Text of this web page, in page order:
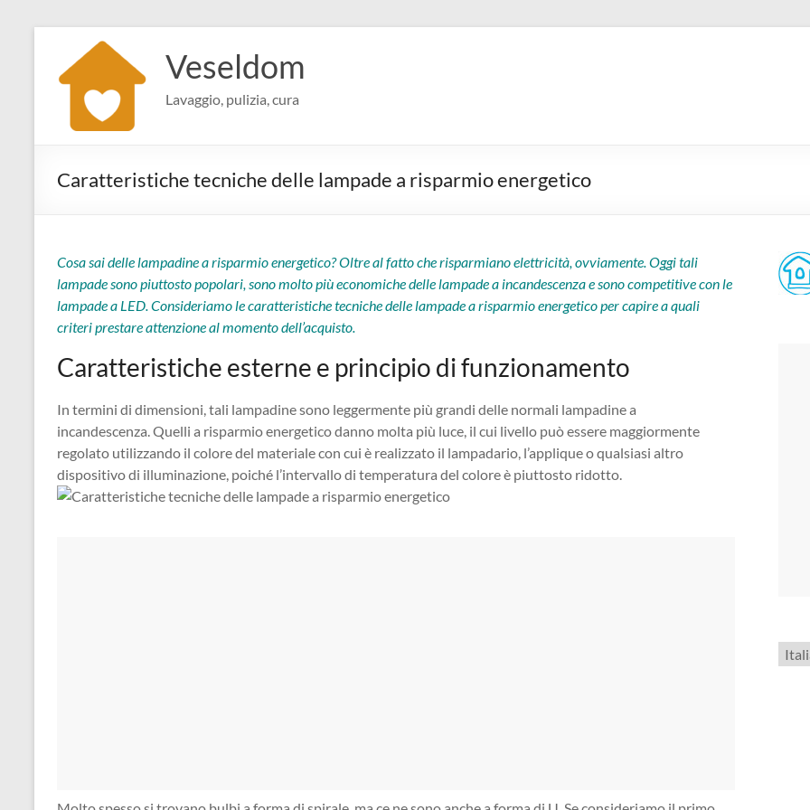
contenuto
Veseldom
Lavaggio, pulizia, cura
Caratteristiche tecniche delle lampade a risparmio energetico
Cosa sai delle lampadine a risparmio energetico? Oltre al fatto che risparmiano elettricità, ovviamente. Oggi tali
lampade sono piuttosto popolari, sono molto più economiche delle lampade a incandescenza e sono competitive con le
lampade a LED. Consideriamo le caratteristiche tecniche delle lampade a risparmio energetico per capire a quali
criteri prestare attenzione al momento dell’acquisto.
Caratteristiche esterne e principio di funzionamento
In termini di dimensioni, tali lampadine sono leggermente più grandi delle normali lampadine a
incandescenza. Quelli a risparmio energetico danno molta più luce, il cui livello può essere maggiormente
regolato utilizzando il colore del materiale con cui è realizzato il lampadario, l’applique o qualsiasi altro
dispositivo di illuminazione, poiché l’intervallo di temperatura del colore è piuttosto ridotto.
una